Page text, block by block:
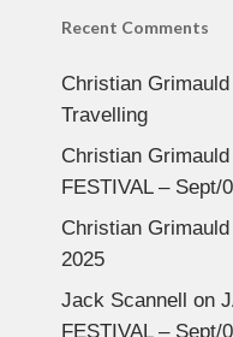
Recent Comments
Christian Grimauld
Travelling
Christian Grimauld
FESTIVAL – Sept/
Christian Grimauld
2025
Jack Scannell on
FESTIVAL – Sept/